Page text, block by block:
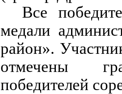
Все
медали
район».
отмечены
победителей